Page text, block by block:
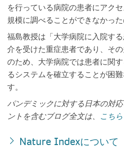
を行っている病院の患者にアク
規模に調べることができなかった
福島教授は「大学病院に入院す
介を受けた重症患者であり、そ
のため、大学病院では患者に関
るシステムを確立することが困
す。
パンデミックに対する日本の対
ントを含むブログ全文は、 こちら
Nature Indexについて